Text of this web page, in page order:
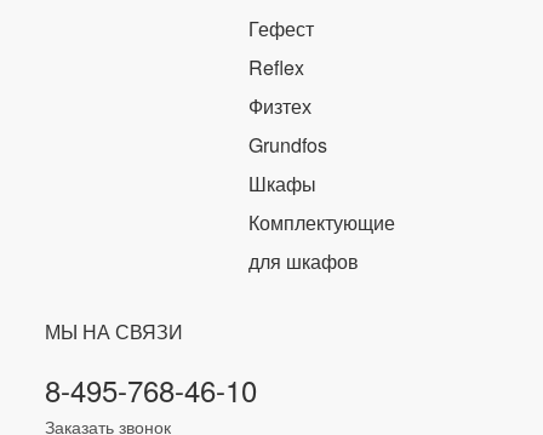
Гефест
Reflex
Физтех
Grundfos
Шкафы
Комплектующие
для шкафов
МЫ НА СВЯЗИ
8-495-768-46-10
Заказать звонок